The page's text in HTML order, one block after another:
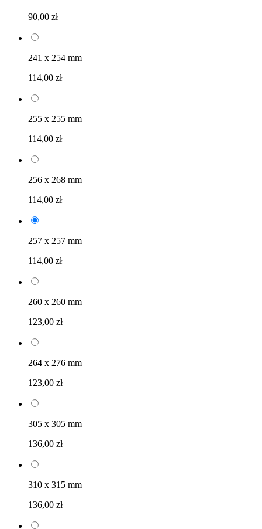
90,00 zł
241 x 254 mm
114,00 zł
255 x 255 mm
114,00 zł
256 x 268 mm
114,00 zł
257 x 257 mm
114,00 zł
260 x 260 mm
123,00 zł
264 x 276 mm
123,00 zł
305 x 305 mm
136,00 zł
310 x 315 mm
136,00 zł